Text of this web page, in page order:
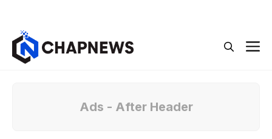
Ads - After Header